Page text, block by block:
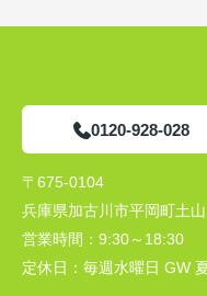
0120-928-028
〒675-0104
兵庫県加古川市平岡町土山
営業時間： 9:30～18:30
定休日： 毎週水曜日 GW